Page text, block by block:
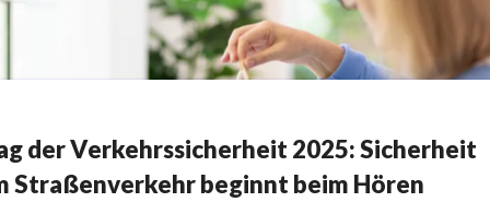
der Verkehrssicherheit 2025: Sicherheit
Straßenverkehr beginnt beim Hören